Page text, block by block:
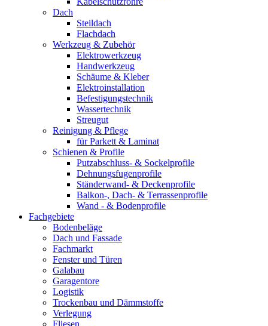
Dach
Steildach
Flachdach
Werkzeug & Zubehör
Elektrowerkzeug
Handwerkzeug
Schäume & Kleber
Elektroinstallation
Befestigungstechnik
Wassertechnik
Streugut
Reinigung & Pflege
für Parkett & Laminat
Schienen & Profile
Putzabschluss- & Sockelprofile
Dehnungsfugenprofile
Ständerwand- & Deckenprofile
Balkon-, Dach- & Terrassenprofile
Wand - & Bodenprofile
Fachgebiete
Bodenbeläge
Dach und Fassade
Fachmarkt
Fenster und Türen
Galabau
Garagentore
Logistik
Trockenbau und Dämmstoffe
Verlegung
Fliesen